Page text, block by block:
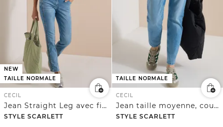
NEW
TAILLE NORMALE
CECIL
Jean Straight Leg avec finition léopard
STYLE SCARLETT
TAILLE NORMALE
CECIL
Jean taille moyenne, coupe Slim Leg et style décontracté
STYLE SCARLETT